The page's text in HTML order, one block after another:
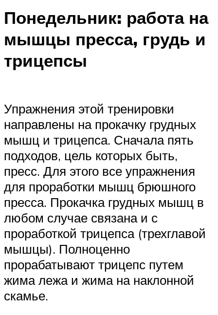
Понедельник: работа на
мышцы пресса, грудь и
трицепсы
Упражнения этой тренировки
направлены на прокачку грудных
мышц и трицепса. Сначала пять
подходов, цель которых быть,
пресс. Для этого все упражнения
для проработки мышц брюшного
пресса. Прокачка грудных мышц в
любом случае связана и с
проработкой трицепса (трехглавой
мышцы). Полноценно
прорабатывают трицепс путем
жима лежа и жима на наклонной
скамье.